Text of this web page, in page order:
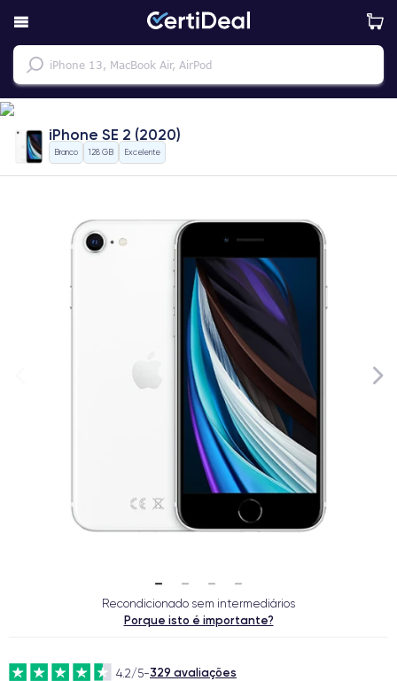
iPhone SE 2 (2020)
Branco 128 GB Excelente
Recondicionado sem intermediários
Porque isto é importante?
4.2/5-329 avaliações